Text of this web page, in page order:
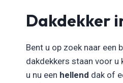
Dakdekker
Bent u op zoek naar een
dakdekkers staan voor u
u nu een hellend dak of